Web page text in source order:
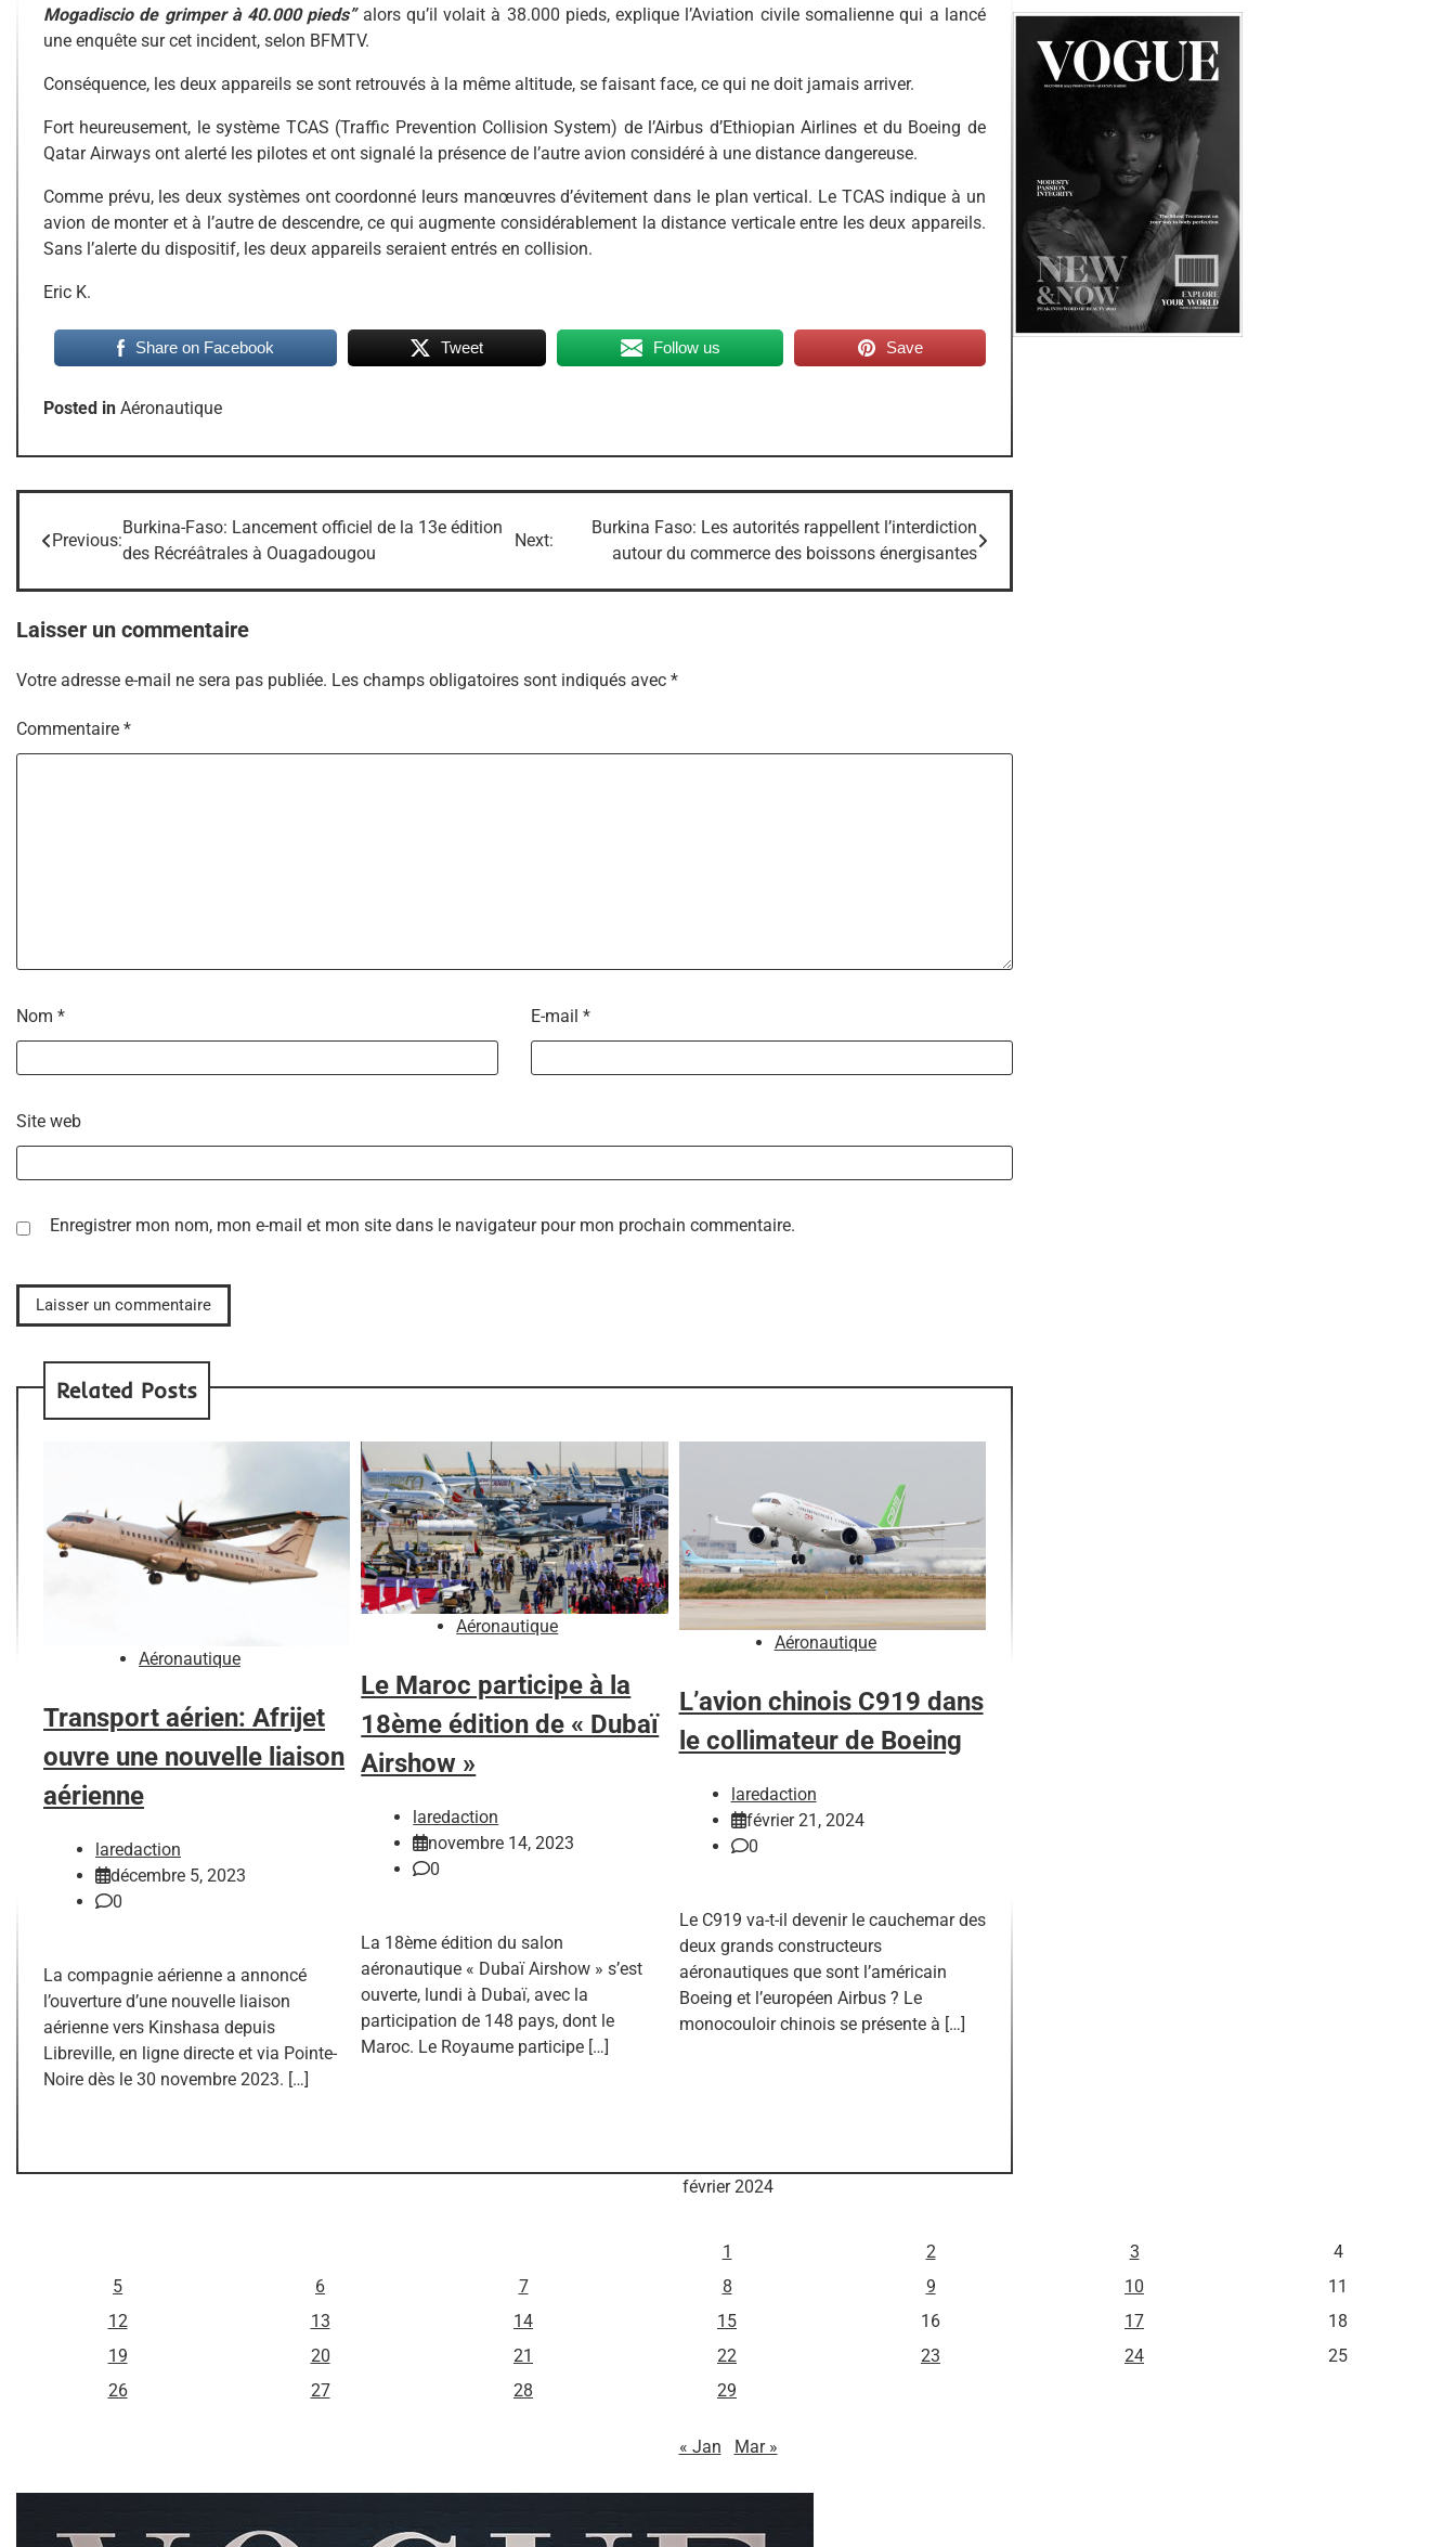
Mogadiscio de grimper à 40.000 pieds”alors qu’il volait à 38.000 pieds, explique l’Aviation civile somalienne qui a lancé
une enquête sur cet incident, selon BFMTV.
Conséquence, les deux appareils se sont retrouvés à la même altitude, se faisant face, ce qui ne doit jamais arriver.
Fort heureusement, le système TCAS (Traffic Prevention Collision System) de l’Airbus d’Ethiopian Airlines et du Boeing de
Qatar Airways ont alerté les pilotes et ont signalé la présence de l’autre avion considéré à une distance dangereuse.
Comme prévu, les deux systèmes ont coordonné leurs manœuvres d’évitement dans le plan vertical. Le TCAS indique à un
avion de monter et à l’autre de descendre, ce qui augmente considérablement la distance verticale entre les deux appareils.
Sans l’alerte du dispositif, les deux appareils seraient entrés en collision.
Eric K.
Share on Facebook Tweet Follow us Save
Posted in Aéronautique
Navigation
Previous:
Burkina-Faso: Lancement officiel de la 13e édition
des Récréâtrales à Ouagadougou
Next:
Burkina Faso: Les autorités rappellent l’interdiction
autour du commerce des boissons énergisantes
Laisser un commentaire
Votre adresse e-mail ne sera pas publiée. Les champs obligatoires sont indiqués avec *
Commentaire *
Nom * E-mail *
Site web
Enregistrer mon nom, mon e-mail et mon site dans le navigateur pour mon prochain commentaire.
Related Posts
Aéronautique
Transport aérien: Afrijet
ouvre une nouvelle liaison
aérienne
laredaction
décembre 5, 2023
0
La compagnie aérienne a annoncé
l’ouverture d’une nouvelle liaison
aérienne vers Kinshasa depuis
Libreville, en ligne directe et via Pointe-
Noire dès le 30 novembre 2023. […]
Aéronautique
Le Maroc participe à la
18ème édition de « Dubaï
Airshow »
laredaction
novembre 14, 2023
0
La 18ème édition du salon
aéronautique « Dubaï Airshow » s’est
ouverte, lundi à Dubaï, avec la
participation de 148 pays, dont le
Maroc. Le Royaume participe […]
Aéronautique
L’avion chinois C919 dans
le collimateur de Boeing
laredaction
février 21, 2024
0
Le C919 va-t-il devenir le cauchemar des
deux grands constructeurs
aéronautiques que sont l’américain
Boeing et l’européen Airbus ? Le
monocouloir chinois se présente à […]
février 2024
1
2 3
4
5
6 7 8 9 10
11
12
13 14 15 16 17
18
19
20 21 22 23 24
25
26
27 28 29
« Jan Mar »